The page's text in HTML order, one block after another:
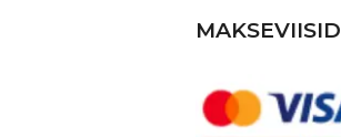
MAKSEVIISID